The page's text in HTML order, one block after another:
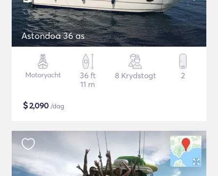
Astondoa 36 as
Motoryacht
36 ft
11 m
8 Krydstogt 2
$2,090 /dag